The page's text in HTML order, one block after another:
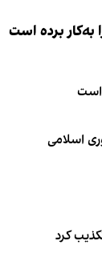
به‌کار برده است
است
اسلامی
کرد